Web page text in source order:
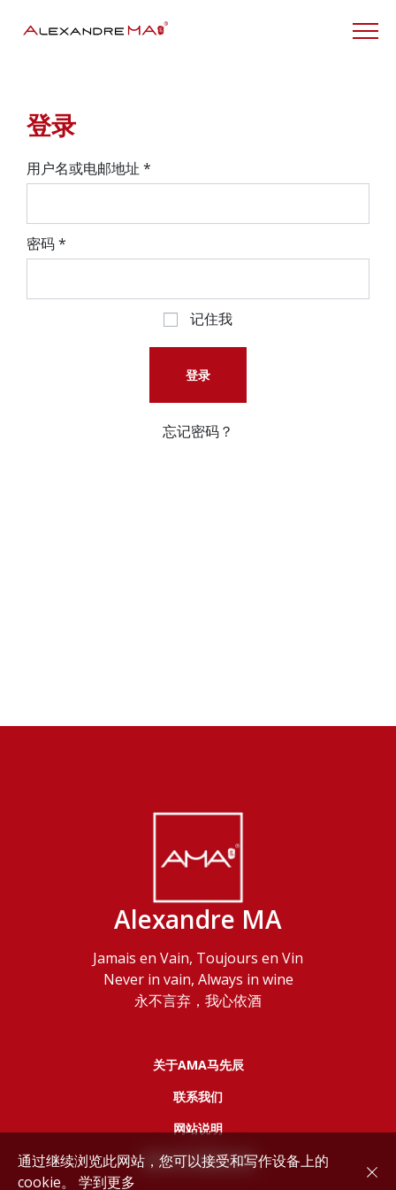
My Account – CN
登录
用户名或电邮地址 *
密码*
记住我
登录
忘记密码？
Alexandre MA
Jamais en Vain, Toujours en Vin
Never in vain, Always in wine
永不言弃，我心依酒
关于AMA马先辰
联系我们
网站说明
服务协议和隐私政策
通过继续浏览此网站，您可以接受和写作设备上的
cookie。 学到更多